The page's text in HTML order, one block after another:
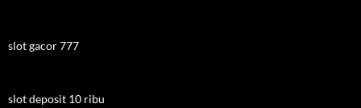
slot gacor 777
slot deposit 10 ribu